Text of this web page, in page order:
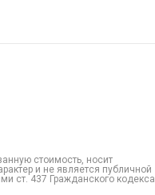
стоимость, носит
и не является публичной
ст. 437 Гражданского кодекса